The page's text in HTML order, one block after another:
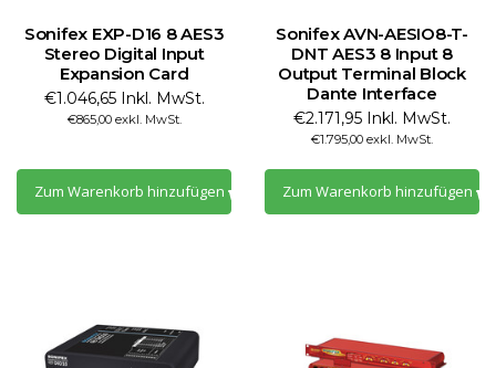
Sonifex EXP-D16 8 AES3
Stereo Digital Input
Expansion Card
€1.046,65 Inkl. MwSt.
€865,00 exkl. MwSt.
Zum Warenkorb hinzufügen
Sonifex AVN-AESIO8-T-
DNT AES3 8 Input 8
Output Terminal Block
Dante Interface
€2.171,95 Inkl. MwSt.
€1.795,00 exkl. MwSt.
Zum Warenkorb hinzufügen